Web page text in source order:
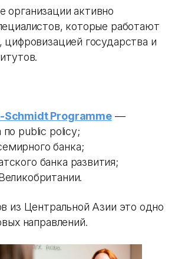
активно
которые работают
государства и
Schmidt Programme—
по public policy;
банка;
банка развития;
из Центральной Азии это одно
направлений.